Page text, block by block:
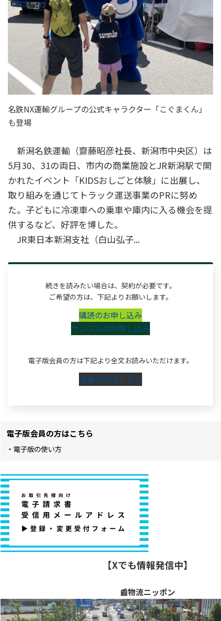
名鉄NX運輸グループの公式キャラクター「こぐまくん」
も登場
新潟名鉄運輸（齋藤昭彦社長、新潟市中央区）は
5月30、31の両日、市内の商業施設とJR新潟駅で開
かれたイベント「KIDSおしごと体験」に出展し、
取り組みを通じてトラック運送事業のPRに努め
た。子どもに冷凍車への乗車や庫内に入る機会を提
供するなど、好評を博した。
JR東日本新潟支社（白山弘子...
続きを読みたい場合は、契約が必要です。
ご希望の方は、下記よりお願いします。
購読のお申し込み
サンプルのお申し込み
電子版会員の方は下記より全文お読みいただけます。
会員の方はこちら
電子版会員の方はこちら
・電子版の使い方
【Xでも情報発信中】
📰物流ニッポン